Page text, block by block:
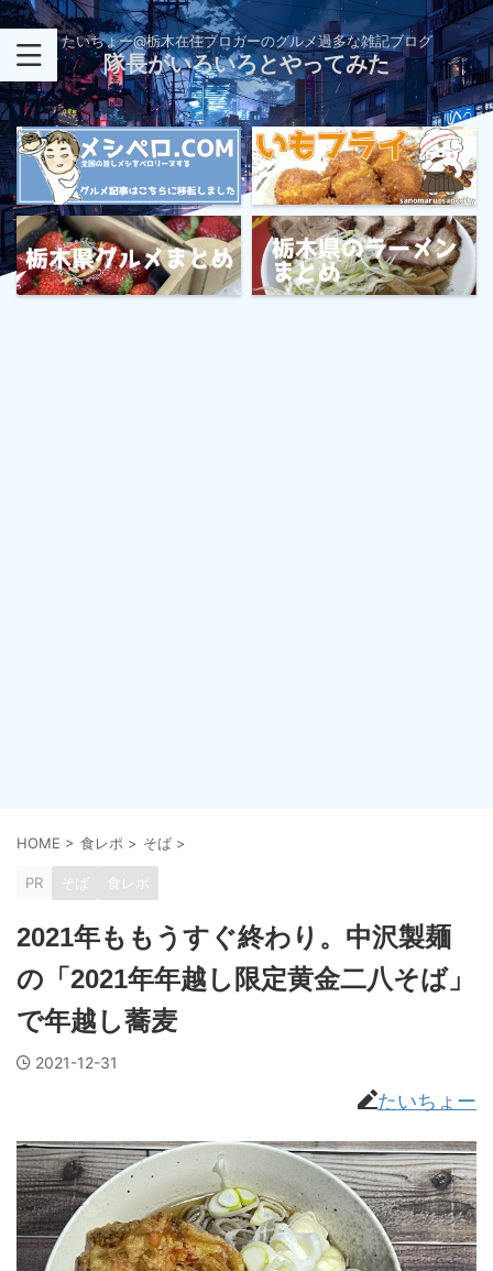
たいちょー@栃木在住ブロガーのグルメ過多な雑記ブログ
隊長がいろいろとやってみた
HOME > 食レポ > そば >
PR そば 食レポ
2021年ももうすぐ終わり。中沢製麺
の「2021年年越し限定黄金二八そば」
で年越し蕎麦
2021-12-31
たいちょー